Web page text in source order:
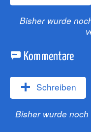
Bisher wurde
Kommentare
Schreiben
Bisher wurde